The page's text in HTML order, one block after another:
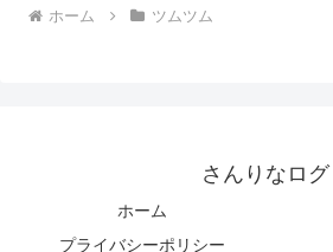
ホーム ツムツム
さんりなログ
ホーム
プライバシーポリシー